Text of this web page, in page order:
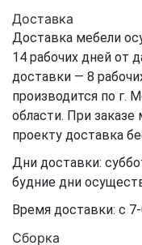
Доставка
Доставка мебели
14 рабочих дней от
доставки — 8
производится по г.
области. При
проекту доставка
Дни доставки:
будние дни
Время доставки: с
Сборка